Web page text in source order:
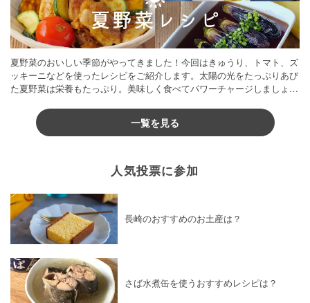
夏野菜のおいしい季節がやってきました！今回はきゅうり、トマト、ズ
ッキーニなどを使ったレシピをご紹介します。太陽の光をたっぷりあび
た夏野菜は栄養もたっぷり。美味しく食べてパワーチャージしましょう
一覧を見る
人気投票に参加
長崎のおすすめのお土産は？
さば水煮缶を使うおすすめレシピは？